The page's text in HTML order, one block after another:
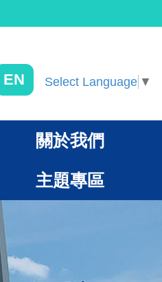
EN Select Language ▼
關於我們
主題專區